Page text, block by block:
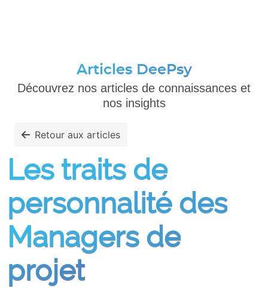
Articles DeePsy
Découvrez nos articles de connaissances et
nos insights
Retour aux articles
Les traits de
personnalité des
Managers de
projet